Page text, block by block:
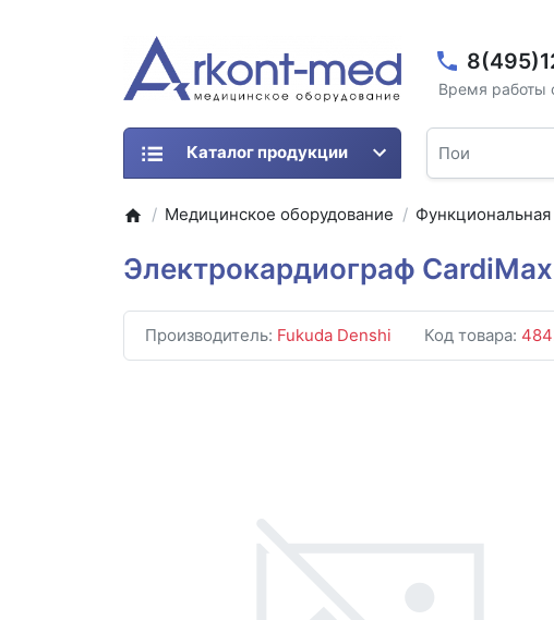
Время работы
Каталог продукции
Медицинское оборудование Функциональная
Электрокардиограф
Производитель: Fukuda Denshi Код товара: